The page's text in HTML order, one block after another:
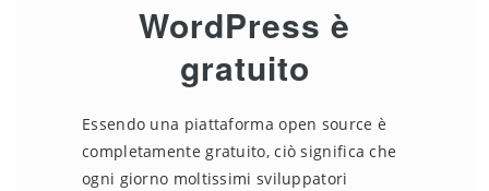
WordPress è
gratuito
Essendo una piattaforma open source è
completamente gratuito, ciò significa che
ogni giorno moltissimi sviluppatori